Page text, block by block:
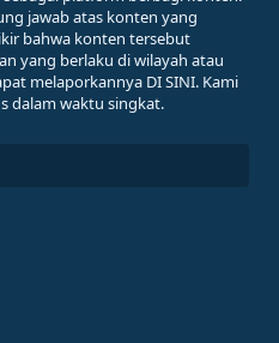
jawab atas konten yang
bahwa konten tersebut
yang berlaku di wilayah atau
melaporkannya DI SINI. Kami
dalam waktu singkat.